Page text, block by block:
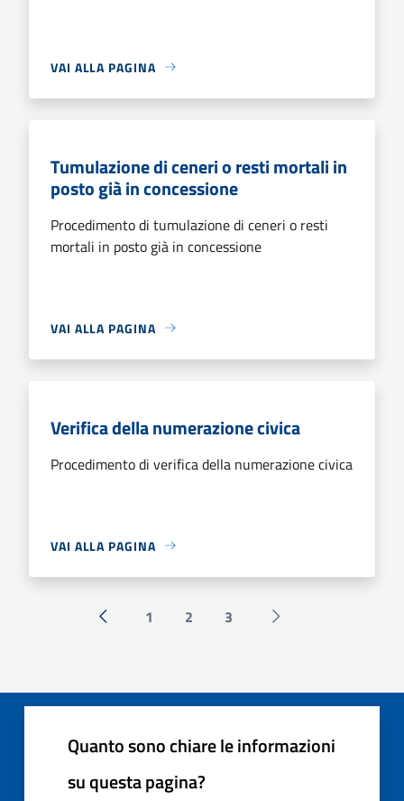
VAI ALLA PAGINA
Tumulazione di ceneri o resti mortali in
posto già in concessione
Procedimento di tumulazione di ceneri o resti
mortali in posto già in concessione
VAI ALLA PAGINA
Verifica della numerazione civica
Procedimento di verifica della numerazione civica
VAI ALLA PAGINA
« Precedente
1 2 3 Successiva »
Quanto sono chiare le informazioni
su questa pagina?